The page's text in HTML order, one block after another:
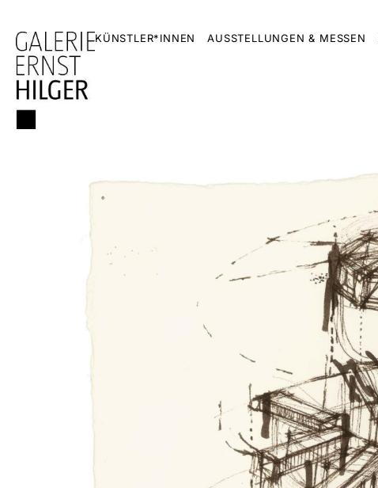
KÜNSTLER*INNEN AUSSTELLUNGEN & MESSEN